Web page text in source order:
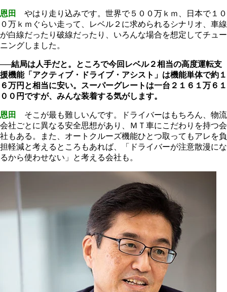
恩田 やはり走り込みです。世界で５００万 ｋｍ
、日本で１０
０万 ｋｍ ぐらい走って、レベル２に求められるシナリオ、車線
が白線だったり破線だったり、いろんな場合を想定してチュー
ニングしました。
──結局は人手だと。ところで今回レベル２相当の高度運転支
援機能「アクティブ・ドライブ・アシスト」は機能単体で約１
６万円と相当に安い。スーパーグレートは一台２１６１万６１
００円ですが、みんな装着する気がします。
恩田
そこが最も難しいんです。ドライバーはもちろん、物流
会社ごとに異なる安全思想があり、ＭＴ車にこだわりを持つ会
社もある。また、オートクルーズ機能ひとつ取ってもアレを負
担軽減と考えるところもあれば、「ドライバーが注意散漫にな
るから使わせない」と考える会社も。